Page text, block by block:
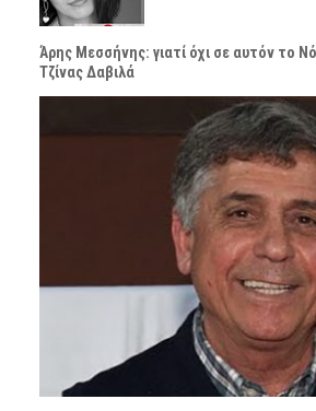
Άρης Μεσσήνης: γιατί όχι σε αυτόν το
Τζίνας Δαβιλά